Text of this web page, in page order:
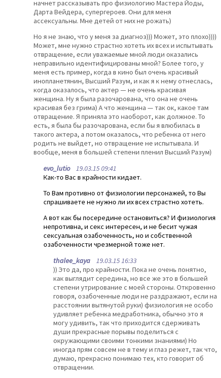
начнет рассказывать про физиологию Мастера Йоды,
Дарта Вейдера, супергероев. Они для меня
ассексуальны. Мне детей от них не рожать)
Но я не знаю, что у меня за диагноз))) Может, это плохо))))
Может, мне нужно страстно хотеть их всех и испытывать
отвращение, если уважаемые мной люди оказались
неправильно идентифицированы мной? Более того, у
меня есть пример, когда в кино был очень красивый
инопланетянин, Высший Разум, и как я к нему отнеслась,
когда оказалось, что актер — не очень красивая
женщина. Ну я была разочарована, что она не очень
красивая без грима) А что женщина — так ок, какое там
отвращение. Я приняла это наоборот, как должное. То
есть, я была бы разочарована, если бы я влюбилась в
такого актера, а потом оказалось, что ребенка от него
родить не выйдет, но отвращение не испытывала. И
вообще, меня в большей степени пленил Высший Разум)
evo_lutio19.03.15 09:41
Как-то Вас в крайности кидает.
То Вам противно от физиологии персонажей, то Вы
спрашиваете не нужно ли их всех страстно хотеть.
А вот как бы посередине остановиться? И физиология
непротивна, и секс интересен, и не бесит чужая
сексуальная озабоченность, но и собственной
озабоченности чрезмерной тоже нет.
thalee_kaya 19.03.15 16:33
)) Это да, про крайности. Пока не очень понятно,
как выглядит середина, но все же это в большей
степени утрирование с моей стороны. Откровенно
говоря, озабоченные люди не раздражают, если на
расстоянии вытянутой руки) физиология не особо
удивляет ребенка медработника, обычно это я
могу удивить, так что приходится сдерживать
души прекрасные порывы поделиться с
окружающими своими тонкими знаниями) Но
иногда прям совсем не в тему и глаз режет, так что,
думаю, прекрасно понимаю тех, кто говорит об
отвращении.